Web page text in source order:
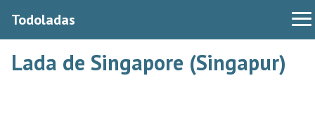
Todoladas
Lada de Singapore (Singapur)